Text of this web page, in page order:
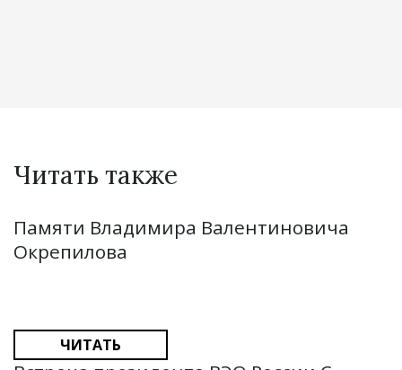
Читать также
Памяти Владимира Валентиновича
Окрепилова
ЧИТАТЬ